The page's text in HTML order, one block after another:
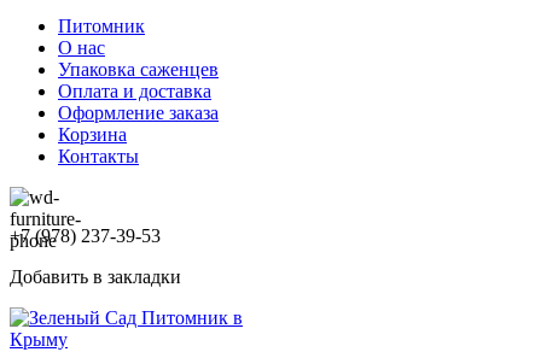
Питомник
О нас
Упаковка саженцев
Оплата и доставка
Оформление заказа
Корзина
Контакты
+7 (978) 237-39-53
Добавить в закладки